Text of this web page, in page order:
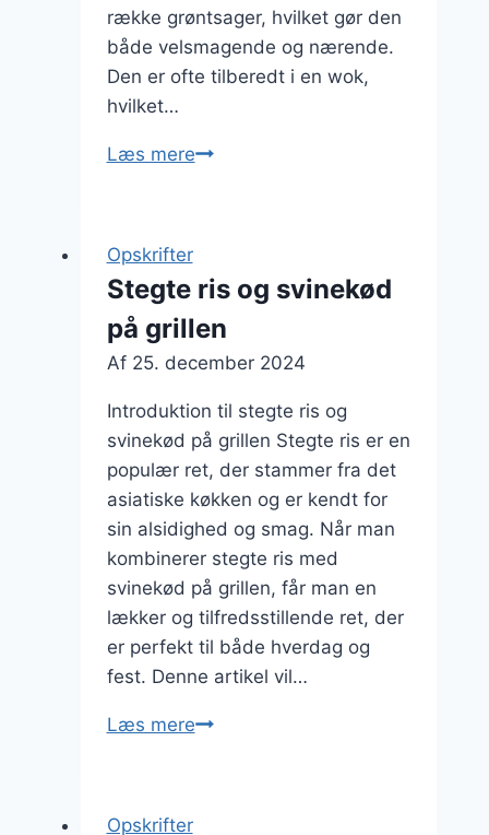
række grøntsager, hvilket gør den
både velsmagende og nærende.
Den er ofte tilberedt i en wok,
hvilket…
Læs mereStegte
Opskrifter
Stegte ris og svinekød
på grillen
Af 25. december 2024
Introduktion til stegte ris og
svinekød på grillen Stegte ris er en
populær ret, der stammer fra det
asiatiske køkken og er kendt for
sin alsidighed og smag. Når man
kombinerer stegte ris med
svinekød på grillen, får man en
lækker og tilfredsstillende ret, der
er perfekt til både hverdag og
fest. Denne artikel vil…
Læs mereStegte
Opskrifter